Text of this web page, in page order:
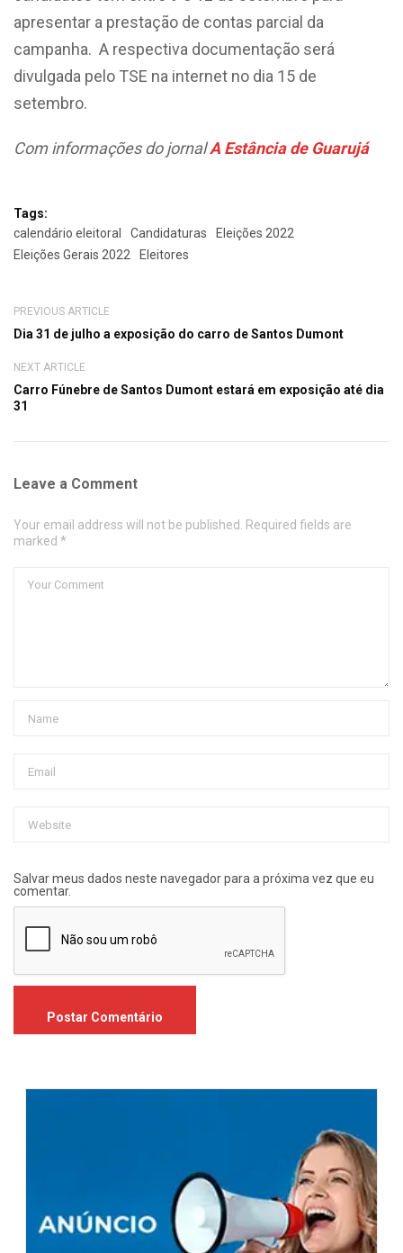
apresentar a prestação de contas parcial da
campanha. A respectiva documentação será
divulgada pelo TSE na internet no dia 15 de
setembro.
Com informações do jornalA Estância de Guarujá
Tags:
calendário eleitoral
Candidaturas
Eleições 2022
Eleições Gerais 2022
Eleitores
PREVIOUS ARTICLE
Dia 31 de julho a exposição do carro de Santos Dumont
NEXT ARTICLE
Carro Fúnebre de Santos Dumont estará em exposição até dia
31
Leave a Comment
Your email address will not be published. Required fields are
marked *
Salvar meus dados neste navegador para a próxima vez que eu
comentar.